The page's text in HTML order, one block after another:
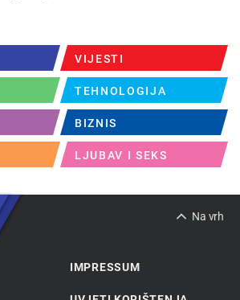
VIJESTI
TEHNOLOGIJA
BIZNIS
LJUBAV I SEKS
Na vrh
IMPRESSUM